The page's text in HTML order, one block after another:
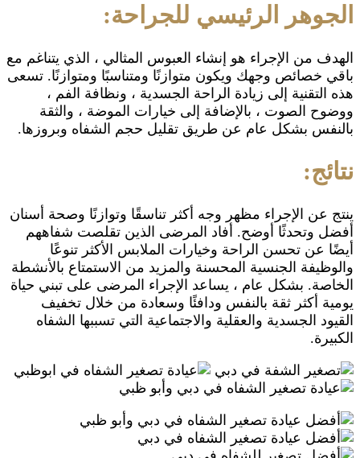
الجوهر الرئيسي للجراحة:
الهدف من الإجراء هو إنشاء العبوس المثالي ، الذي يتناغم مع
باقي خصائص وجهك ويكون متوازنًا ومتناسبًا ومتوازنًا. تسعى
هذه التقنية إلى زيادة الراحة الجسدية ، ونظافة الفم ،
ووضوح الصوت ، بالإضافة إلى خيارات الموضة ، والثقة
بالنفس بشكل عام عن طريق تقليل حجم الشفاه وبروزها.
نتائج:
ينتج عن الإجراء مظهر وجه أكثر تناسقًا وتوازنًا وصحة أسنان
أفضل وتحدثًا أوضح. أفاد المرضى الذين تقلصت شفاههم
أيضًا عن تحسن الراحة وخيارات الملابس الأكثر تنوعًا
والوظيفة الجنسية المحسنة والمزيد من الاستمتاع بالأنشطة
الخاصة. بشكل عام ، يساعد الإجراء المرضى على تبني حياة
يومية أكثر ثقة بالنفس ودافئًا وسعادة من خلال تخفيف
القيود الجسدية والعقلية والاجتماعية التي تسببها الشفاه
الكبيرة.